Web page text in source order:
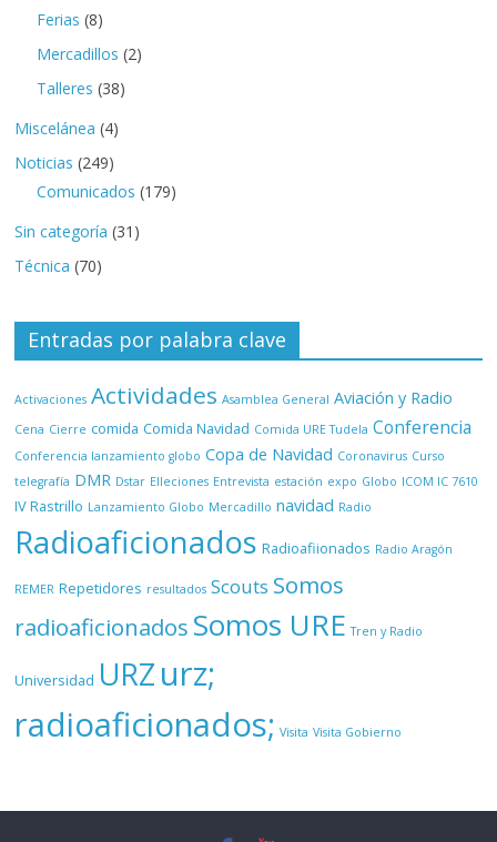
Ferias (8)
Mercadillos (2)
Talleres (38)
Miscelánea (4)
Noticias (249)
Comunicados (179)
Sin categoría (31)
Técnica (70)
Entradas por palabra clave
Activaciones Actividades Asamblea General Aviación y Radio
Cena Cierre comida Comida Navidad Comida URE Tudela Conferencia
Conferencia lanzamiento globo Copa de Navidad Coronavirus Curso
telegrafía DMR Dstar Elleciones Entrevista estación expo Globo ICOM IC 7610
IV Rastrillo Lanzamiento Globo Mercadillo navidad Radio
Radioaficionados Radioafiionados Radio Aragón
REMER Repetidores resultados Scouts Somos
radioaficionados Somos URE Tren y Radio
Universidad URZurz;
radioaficionados; Visita Visita Gobierno